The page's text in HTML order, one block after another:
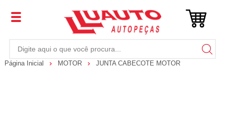
Página Inicial MOTOR JUNTA CABECOTE MOTOR